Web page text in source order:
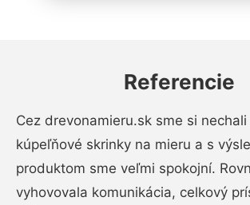
Referencie
Cez drevonamieru.sk sme si
kúpeľňové skrinky na mieru a s
produktom sme veľmi spokojní.
vyhovovala komunikácia, celkový